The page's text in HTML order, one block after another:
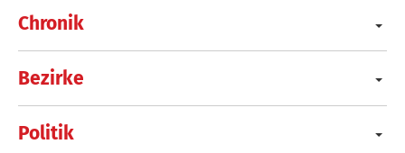
Chronik
Bezirke
Politik